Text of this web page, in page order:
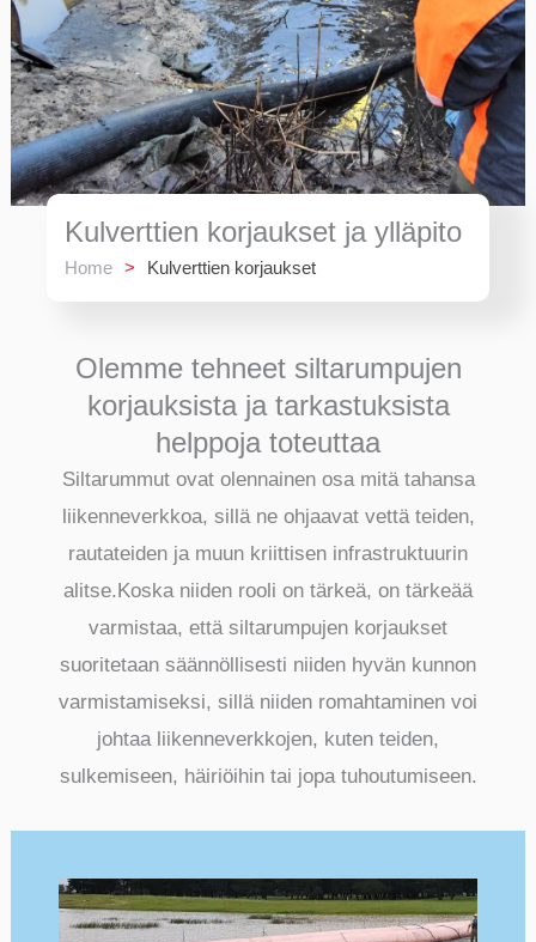
Kulverttien korjaukset ja ylläpito
Home > Kulverttien korjaukset
Olemme tehneet siltarumpujen
korjauksista ja tarkastuksista
helppoja toteuttaa
Siltarummut ovat olennainen osa mitä tahansa
liikenneverkkoa, sillä ne ohjaavat vettä teiden,
rautateiden ja muun kriittisen infrastruktuurin
alitse.Koska niiden rooli on tärkeä, on tärkeää
varmistaa, että siltarumpujen korjaukset
suoritetaan säännöllisesti niiden hyvän kunnon
varmistamiseksi, sillä niiden romahtaminen voi
johtaa liikenneverkkojen, kuten teiden,
sulkemiseen, häiriöihin tai jopa tuhoutumiseen.